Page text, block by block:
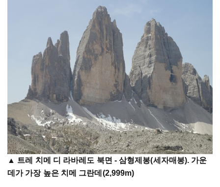
▲ 트레 치메 디 라바레도 북면 - 삼형제봉(세자매봉). 가운
데가 가장 높은 치메 그란데(2,999m)